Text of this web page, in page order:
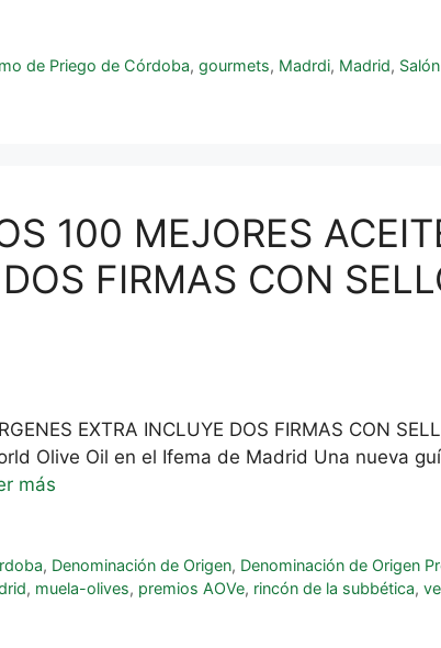
de Priego de Córdoba,gourmets, Madrdi, Madrid,
100 MEJORES
FIRMAS CON
EXTRA INCLUYE DOS FIRMAS CON
Olive Oil en el Ifema de Madrid Una nueva
más
, Denominación de Origen, Denominación de Origen
, muela-olives, premios AOVe, rincón de la subbética,